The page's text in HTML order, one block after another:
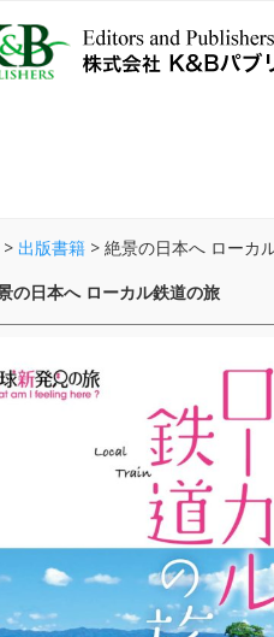
> 出版書籍 > 絶景の日本へ ローカ
の日本へ ローカル鉄道の旅